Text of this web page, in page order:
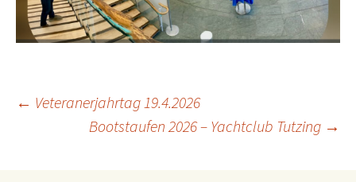
Beitragsnavigation
← Veteranerjahrtag 19.4.2026
Bootstaufen 2026 – Yachtclub Tutzing →